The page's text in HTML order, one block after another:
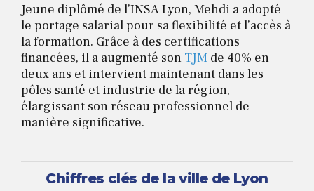
Jeune diplômé de l’INSA Lyon, Mehdi a adopté
le portage salarial pour sa flexibilité et l’accès à
la formation. Grâce à des certifications
financées, il a augmenté son TJM de 40% en
deux ans et intervient maintenant dans les
pôles santé et industrie de la région,
élargissant son réseau professionnel de
manière significative.
Chiffres clés de la ville de Lyon